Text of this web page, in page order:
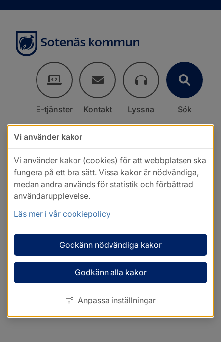
E-tjänster Kontakt Lyssna Sök
Vi använder kakor
Vi använder kakor (cookies) för att webbplatsen ska
fungera på ett bra sätt. Vissa kakor är nödvändiga,
medan andra används för statistik och förbättrad
användarupplevelse.
Läs mer i vår cookiepolicy
Godkänn nödvändiga kakor
Godkänn alla kakor
Anpassa inställningar